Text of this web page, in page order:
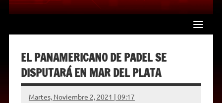
fa-
fa-
EL PANAMERICANO DE PADEL SE
DISPUTARÁ EN MAR DEL PLATA
Martes, Noviembre 2, 2021 | 09:17